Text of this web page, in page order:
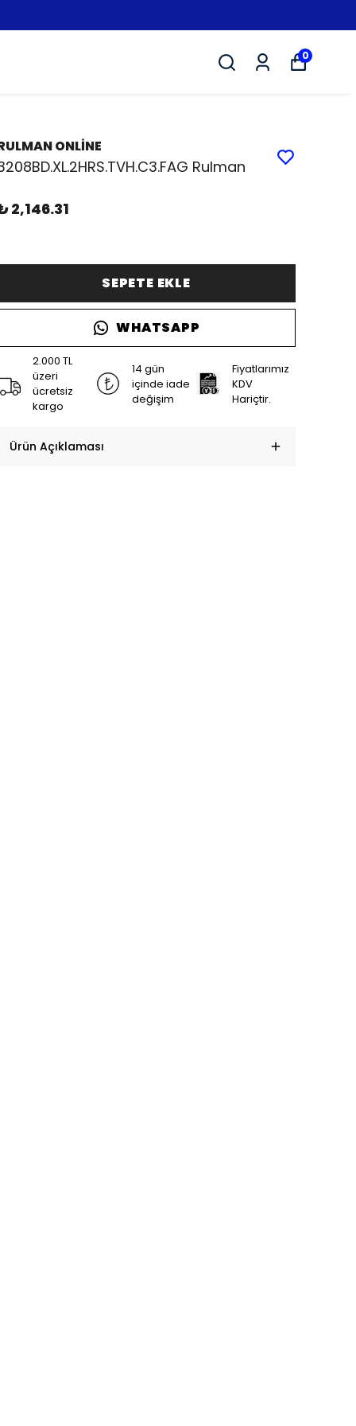
0
ONLİNE
Rulman
2,146.31
SEPETE EKLE
WHATSAPP
2.000 TL
üzeri
ücretsiz
kargo
14 gün
içinde iade
değişim
Fiyatlarımız
KDV
Hariçtir.
Ürün Açıklaması